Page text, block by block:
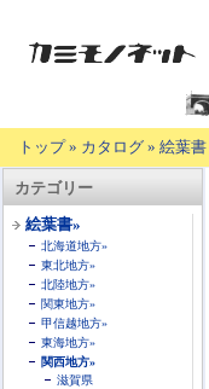
トップ» カタログ » 絵葉書
カテゴリー
絵葉書»
北海道地方»
東北地方»
北陸地方»
関東地方»
甲信越地方»
東海地方»
関西地方»
滋賀県